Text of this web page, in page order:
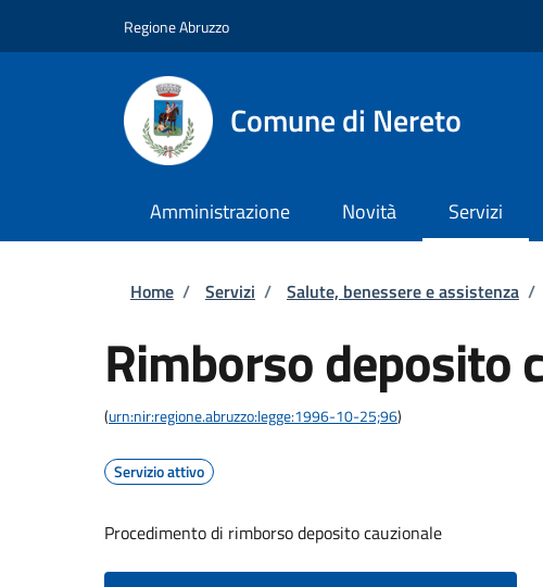
Regione Abruzzo
Comune di Nereto
Amministrazione Novità Servizi
Briciole di pane
Home / Servizi / Salute, benessere e assistenza /
Rimborso deposito
(urn:nir:regione.abruzzo:legge:1996-10-25;96)
Servizio attivo
Procedimento di rimborso deposito cauzionale